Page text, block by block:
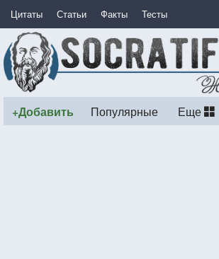
Цитаты Статьи Факты Тесты
+Добавить Популярные Еще